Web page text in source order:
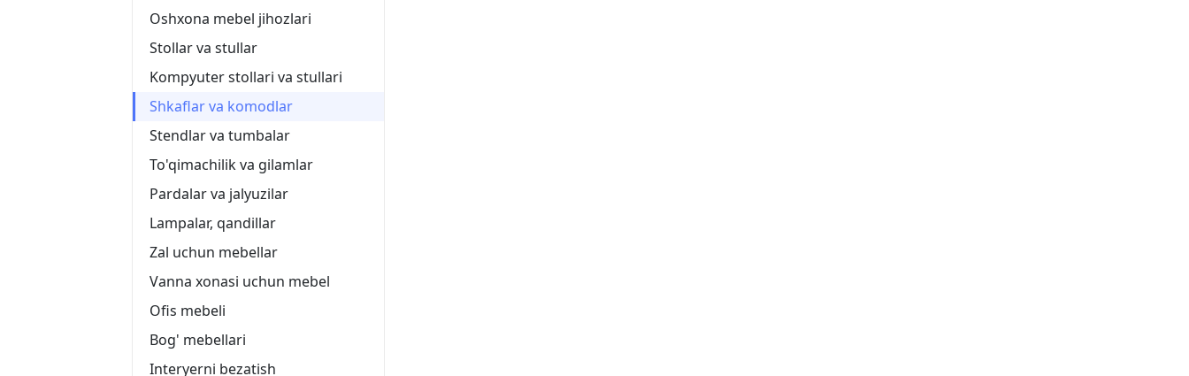
Oshxona mebel jihozlari
Stollar va stullar
Kompyuter stollari va stullari
Shkaflar va komodlar
Stendlar va tumbalar
To'qimachilik va gilamlar
Pardalar va jalyuzilar
Lampalar, qandillar
Zal uchun mebellar
Vanna xonasi uchun mebel
Ofis mebeli
Bog' mebellari
Interyerni bezatish